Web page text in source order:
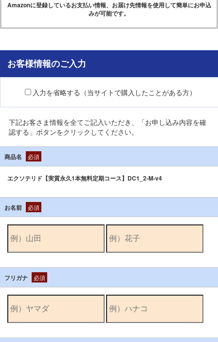
Amazonに登録しているお支払い情報、お届け先情報を使用して簡単にお申込
みが可能です。
お客様情報のご入力
入力を省略する（当サイトで購入したことがある方）
下記お客さま情報を全てご記入いただき、「お申し込み内容を確
認する」ボタンをクリックしてください。
商品名 必須
エクソテリド【実質永久1本無料定期コース】DC1_2-M-v4
お名前 必須
フリガナ 必須